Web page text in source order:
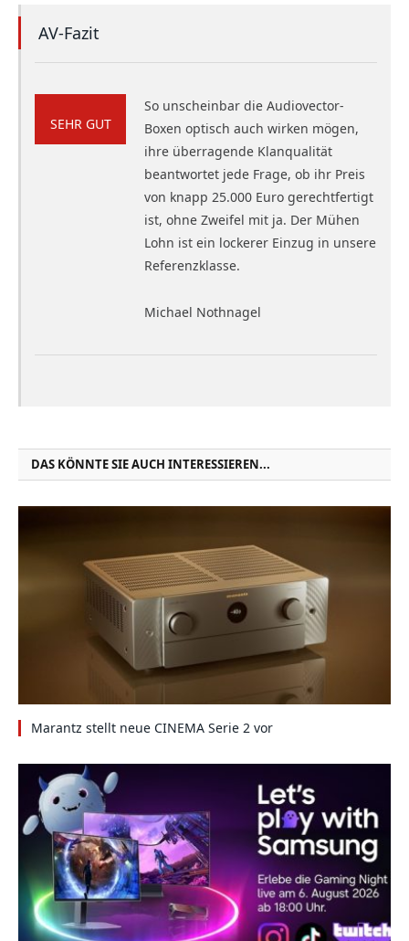
AV-Fazit
SEHR GUT
So unscheinbar die Audiovector-
Boxen optisch auch wirken mögen,
ihre überragende Klanqualität
beantwortet jede Frage, ob ihr Preis
von knapp 25.000 Euro gerechtfertigt
ist, ohne Zweifel mit ja. Der Mühen
Lohn ist ein lockerer Einzug in unsere
Referenzklasse.
Michael Nothnagel
DAS KÖNNTE SIE AUCH INTERESSIEREN...
Marantz stellt neue CINEMA Serie 2 vor